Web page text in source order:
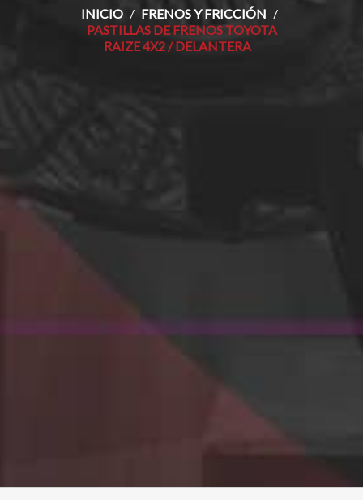
INICIO
FRENOS Y FRICCIÓN
PASTILLAS DE FRENOS TOYOTA
RAIZE 4X2 / DELANTERA